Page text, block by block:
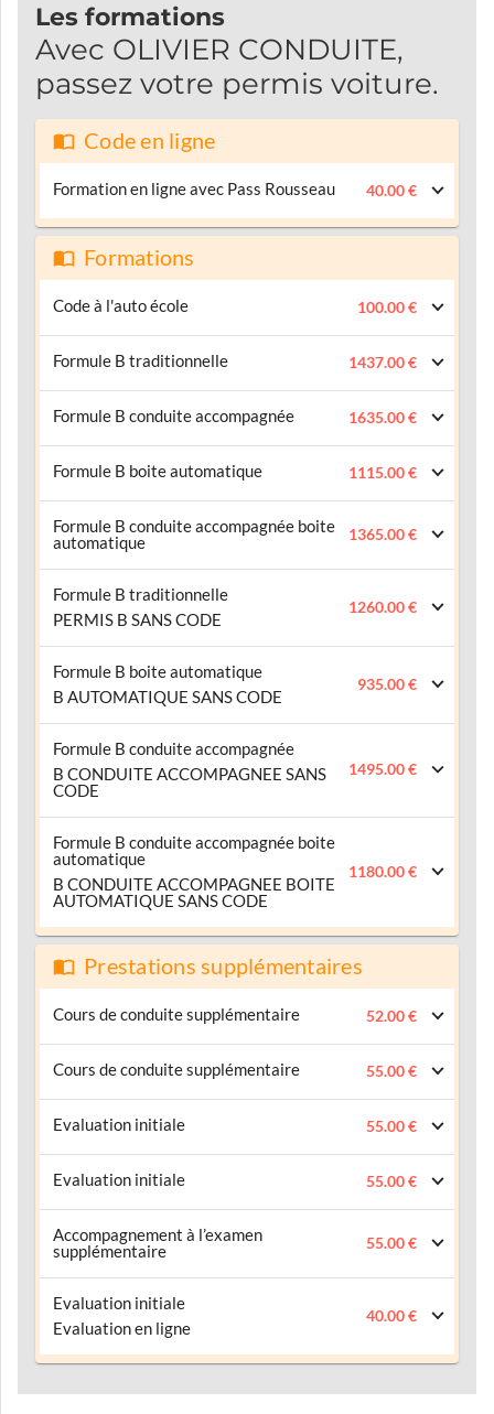
Les formations
Avec OLIVIER CONDUITE,
passez votre permis voiture.
Code en ligne
Formation en ligne avec Pass Rousseau 40.00 €
Formations
Code à l'auto école 100.00 €
Formule B traditionnelle 1437.00 €
Formule B conduite accompagnée 1635.00 €
Formule B boite automatique 1115.00 €
Formule B conduite accompagnée boite
automatique
1365.00 €
Formule B traditionnelle
PERMIS B SANS CODE
1260.00 €
Formule B boite automatique
B AUTOMATIQUE SANS CODE
935.00 €
Formule B conduite accompagnée
B CONDUITE ACCOMPAGNEE SANS
CODE
1495.00 €
Formule B conduite accompagnée boite
automatique
B CONDUITE ACCOMPAGNEE BOITE
AUTOMATIQUE SANS CODE
1180.00 €
Prestations supplémentaires
Cours de conduite supplémentaire 52.00 €
Cours de conduite supplémentaire 55.00 €
Evaluation initiale 55.00 €
Evaluation initiale 55.00 €
Accompagnement à l’examen
supplémentaire
55.00 €
Evaluation initiale
Evaluation en ligne
40.00 €